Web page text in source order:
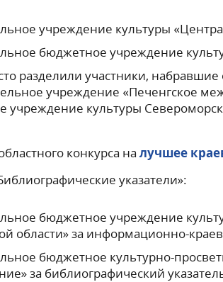
учреждение культуры
бюджетное учреждение
разделили участники,
учреждение «Печенгское
учреждение культуры
конкурса на лучшее
указатели»:
бюджетное учреждение
области» за информационно-
бюджетное культурно-
за библиографический